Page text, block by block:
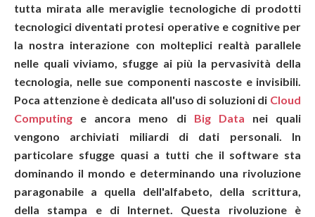
tutta mirata alle meraviglie tecnologiche di prodotti
tecnologici diventati protesi operative e cognitive per
la nostra interazione con molteplici realtà parallele
nelle quali viviamo, sfugge ai più la pervasività della
tecnologia, nelle sue componenti nascoste e invisibili.
Poca attenzione è dedicata all'uso di soluzioni di Cloud
Computing e ancora meno di Big Data nei quali
vengono archiviati miliardi di dati personali. In
particolare sfugge quasi a tutti che il software sta
dominando il mondo e determinando una rivoluzione
paragonabile a quella dell'alfabeto, della scrittura,
della stampa e di Internet. Questa rivoluzione è